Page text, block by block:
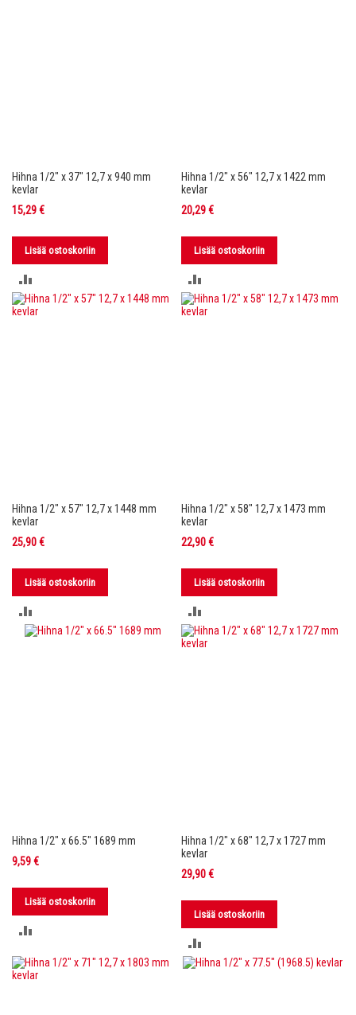
Hihna 1/2" x 37" 12,7 x 940 mm
kevlar
15,29 €
Lisää ostoskoriin
VERTAILUUN
Hihna 1/2" x 56" 12,7 x 1422 mm
kevlar
20,29 €
Lisää ostoskoriin
VERTAILUUN
Hihna 1/2" x 57" 12,7 x 1448 mm
kevlar
25,90 €
Lisää ostoskoriin
VERTAILUUN
Hihna 1/2" x 58" 12,7 x 1473 mm
kevlar
22,90 €
Lisää ostoskoriin
VERTAILUUN
Hihna 1/2" x 66.5" 1689 mm
9,59 €
Lisää ostoskoriin
VERTAILUUN
Hihna 1/2" x 68" 12,7 x 1727 mm
kevlar
29,90 €
Lisää ostoskoriin
VERTAILUUN